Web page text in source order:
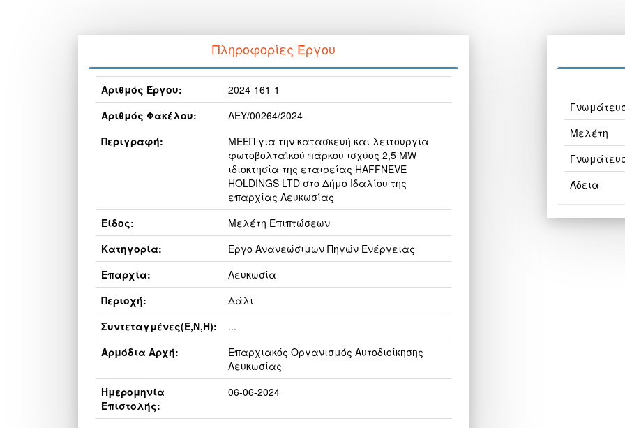
Πληροφορίες Έργου
Αριθμός Έργου:
2024-161-1
Αριθμός Φακέλου:
ΛΕΥ/00264/2024
Περιγραφή:
ΜΕΕΠ για την κατασκευή και λειτουργία
φωτοβολταϊκού πάρκου ισχύος 2,5 MW
ιδιοκτησία της εταιρείας HAFFNEVE
HOLDINGS LTD στο Δήμο Ιδαλίου της
επαρχίας Λευκωσίας
Είδος:
Μελέτη Επιπτώσεων
Κατηγορία:
Έργο Ανανεώσιμων Πηγών Ενέργειας
Επαρχία:
Λευκωσία
Περιοχή:
Δάλι
Συντεταγμένες(E,N,H):
...
Αρμόδια Αρχή:
Επαρχιακός Οργανισμός Αυτοδιοίκησης
Λευκωσίας
Ημερομηνία
Επιστολής:
06-06-2024
Μελέτη
Άδεια